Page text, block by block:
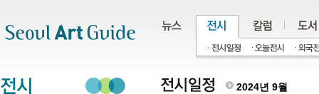
2024년 9월